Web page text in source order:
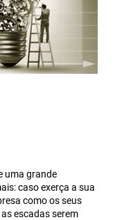
uma grande
caso exerça a sua
como os seus
escadas serem